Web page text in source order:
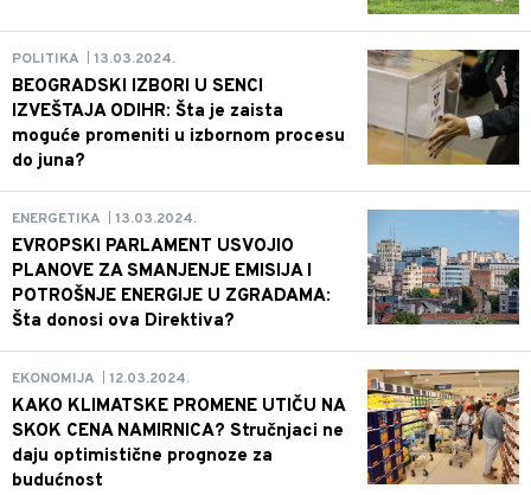
POLITIKA 13.03.2024.
BEOGRADSKI IZBORI U SENCI
IZVEŠTAJA ODIHR: Šta je zaista
moguće promeniti u izbornom procesu
do juna?
ENERGETIKA 13.03.2024.
EVROPSKI PARLAMENT USVOJIO
PLANOVE ZA SMANJENJE EMISIJA I
POTROŠNJE ENERGIJE U ZGRADAMA:
Šta donosi ova Direktiva?
EKONOMIJA 12.03.2024.
KAKO KLIMATSKE PROMENE UTIČU NA
SKOK CENA NAMIRNICA? Stručnjaci ne
daju optimistične prognoze za
budućnost